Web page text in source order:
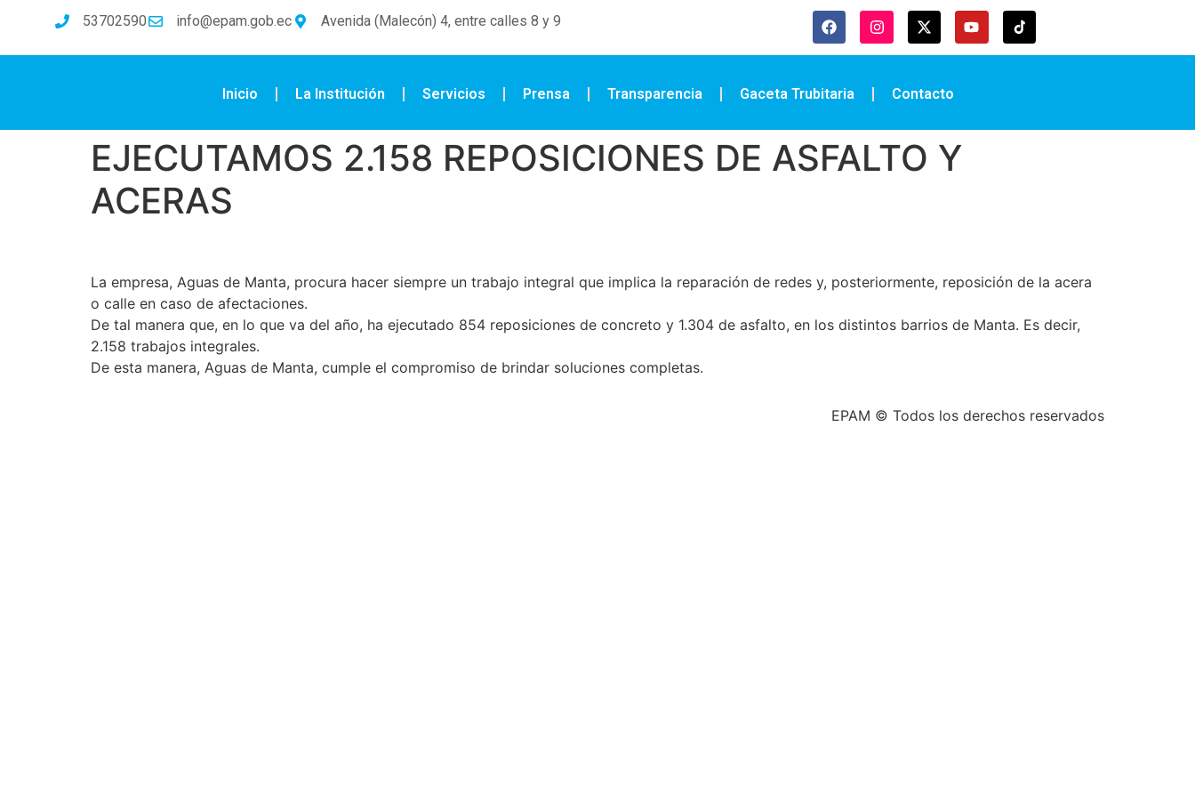
53702590 info@epam.gob.ec Avenida (Malecón) 4, entre calles 8 y 9
Inicio La Institución Servicios Prensa Transparencia Gaceta Trubitaria Contacto
EJECUTAMOS 2.158 REPOSICIONES DE ASFALTO Y
ACERAS
La empresa, Aguas de Manta, procura hacer siempre un trabajo integral que implica la reparación de redes y, posteriormente, reposición de la acera
o calle en caso de afectaciones.
De tal manera que, en lo que va del año, ha ejecutado 854 reposiciones de concreto y 1.304 de asfalto, en los distintos barrios de Manta. Es decir,
2.158 trabajos integrales.
De esta manera, Aguas de Manta, cumple el compromiso de brindar soluciones completas.
EPAM © Todos los derechos reservados